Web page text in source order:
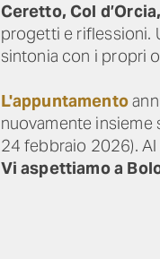
Ceretto, Col
progetti e riflessioni.
sintonia con i propri
L'appuntamento
nuovamente insieme
24 febbraio 2026). Al
Vi aspettiamo a